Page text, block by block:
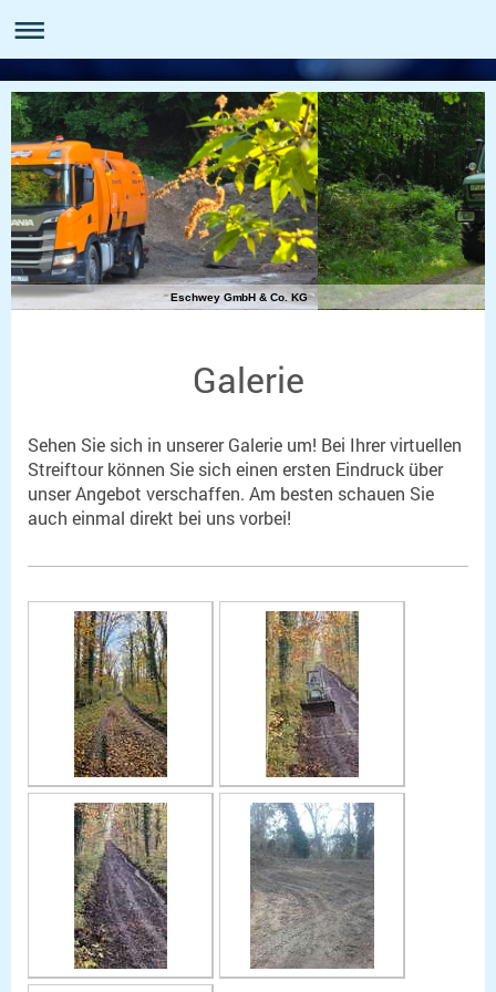
Eschwey GmbH & Co. KG
Galerie
Sehen Sie sich in unserer Galerie um! Bei Ihrer virtuellen
Streiftour können Sie sich einen ersten Eindruck über
unser Angebot verschaffen. Am besten schauen Sie
auch einmal direkt bei uns vorbei!